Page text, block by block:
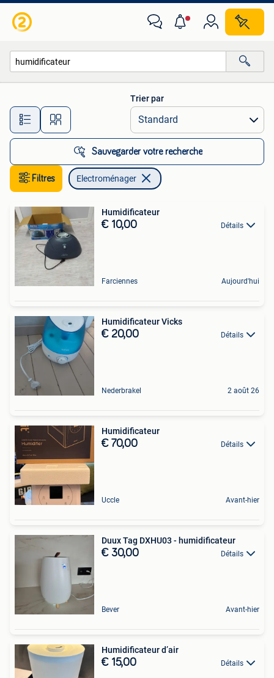
Toutes les distances…
Trier par
Sauvegarder votre recherche
Filtres Electroménager
Humidificateur
€ 10,00 Détails
Farciennes Aujourd'hui
Humidificateur Vicks
€ 20,00 Détails
Nederbrakel 2 août 26
Humidificateur
€ 70,00 Détails
Uccle Avant-hier
Duux Tag DXHU03 - humidificateur
€ 30,00 Détails
Bever Avant-hier
Humidificateur d’air
€ 15,00 Détails